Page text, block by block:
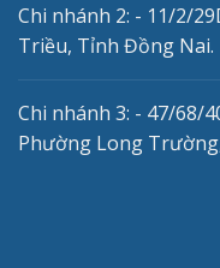
Chi nhánh 2: - 11/2/
Triều, Tỉnh Đồng Nai.
Chi nhánh 3: - 47/68/
Phường Long